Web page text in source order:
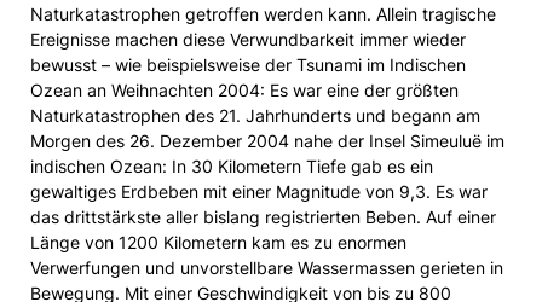
Naturkatastrophen getroffen werden kann. Allein tragische
Ereignisse machen diese Verwundbarkeit immer wieder
bewusst – wie beispielsweise der Tsunami im Indischen
Ozean an Weihnachten 2004: Es war eine der größten
Naturkatastrophen des 21. Jahrhunderts und begann am
Morgen des 26. Dezember 2004 nahe der Insel Simeuluë im
indischen Ozean: In 30 Kilometern Tiefe gab es ein
gewaltiges Erdbeben mit einer Magnitude von 9,3. Es war
das drittstärkste aller bislang registrierten Beben. Auf einer
Länge von 1200 Kilometern kam es zu enormen
Verwerfungen und unvorstellbare Wassermassen gerieten in
Bewegung. Mit einer Geschwindigkeit von bis zu 800